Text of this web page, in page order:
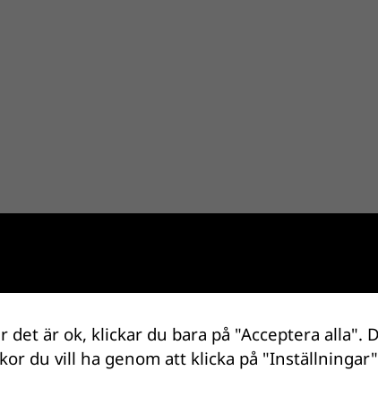
det är ok, klickar du bara på "Acceptera alla".
du vill ha genom att klicka på